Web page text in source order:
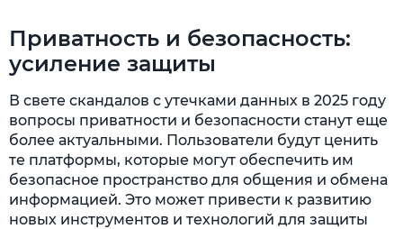
Приватность и безопасность:
усиление защиты
В свете скандалов с утечками данных в 2025 году
вопросы приватности и безопасности станут еще
более актуальными. Пользователи будут ценить
те платформы, которые могут обеспечить им
безопасное пространство для общения и обмена
информацией. Это может привести к развитию
новых инструментов и технологий для защиты